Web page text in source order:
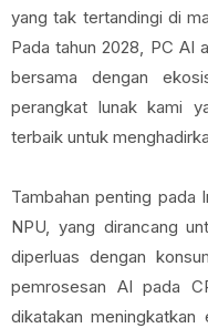
yang tak tertandingi di
Pada tahun 2028, PC AI
bersama dengan
perangkat lunak kami
terbaik untuk
Tambahan penting pada
NPU, yang dirancang
diperluas dengan
pemrosesan AI pada
dikatakan